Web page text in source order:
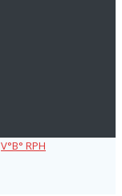
V°B° RPH